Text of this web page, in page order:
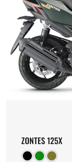
ZONTES 125X